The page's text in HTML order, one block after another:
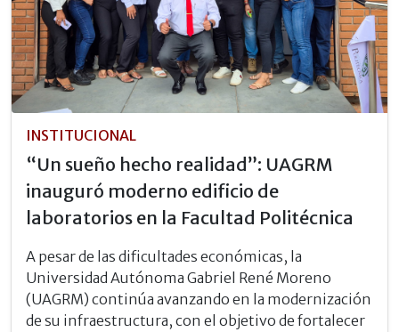
INSTITUCIONAL
“Un sueño hecho realidad”: UAGRM
inauguró moderno edificio de
laboratorios en la Facultad Politécnica
A pesar de las dificultades económicas, la
Universidad Autónoma Gabriel René Moreno
(UAGRM) continúa avanzando en la modernización
de su infraestructura, con el objetivo de fortalecer